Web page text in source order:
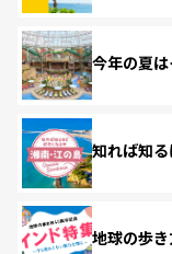
今年の夏は
知れば知
地球の歩